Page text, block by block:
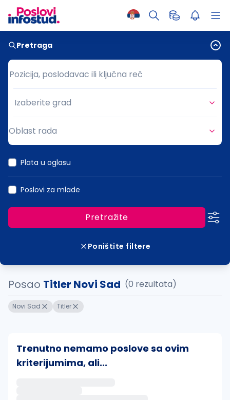
Pretraga
Pozicija, poslodavac ili ključna reč
Pozicija, poslodavac ili ključna reč
Grad
Izaberite grad
Oblast rada
Plata u oglasu
Poslovi za mlade
Pretražite
Poništite filtere
Posao Titler Novi Sad (0 rezultata)
Novi Sad Titler
Trenutno nemamo poslove sa ovim
kriterijumima, ali...